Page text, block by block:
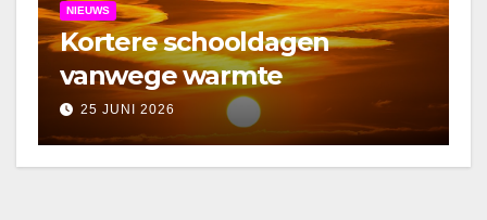
NIEUWS
Kortere schooldagen
vanwege warmte
25 JUNI 2026